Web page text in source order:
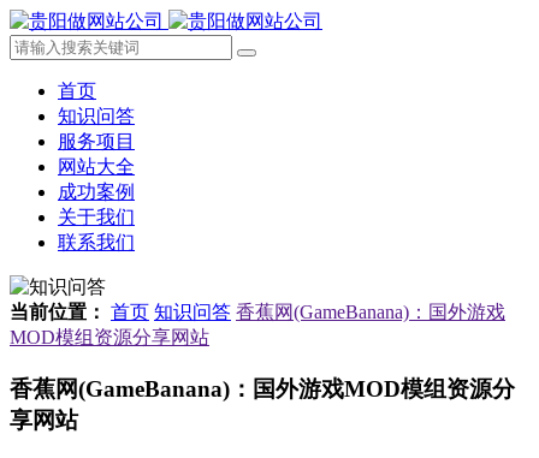
首页
知识问答
服务项目
网站大全
成功案例
关于我们
联系我们
当前位置： 首页 知识问答 香蕉网(GameBanana)：国外游戏
MOD模组资源分享网站
香蕉网(GameBanana)：国外游戏MOD模组资源分
享网站